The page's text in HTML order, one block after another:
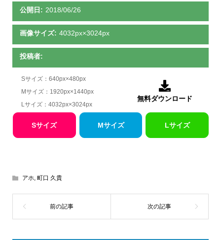
公開日: 2018/06/26
画像サイズ: 4032px×3024px
投稿者:
Sサイズ：640px×480px
Mサイズ：1920px×1440px
Lサイズ：4032px×3024px

無料ダウンロード
Sサイズ Mサイズ Lサイズ
アホ 町口 久貴